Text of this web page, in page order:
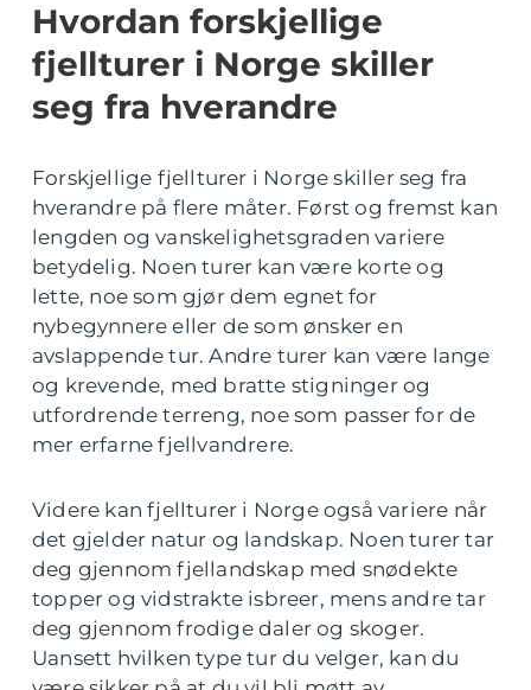
Hvordan forskjellige
fjellturer i Norge skiller
seg fra hverandre
Forskjellige fjellturer i Norge skiller seg fra
hverandre på flere måter. Først og fremst kan
lengden og vanskelighetsgraden variere
betydelig. Noen turer kan være korte og
lette, noe som gjør dem egnet for
nybegynnere eller de som ønsker en
avslappende tur. Andre turer kan være lange
og krevende, med bratte stigninger og
utfordrende terreng, noe som passer for de
mer erfarne fjellvandrere.
Videre kan fjellturer i Norge også variere når
det gjelder natur og landskap. Noen turer tar
deg gjennom fjellandskap med snødekte
topper og vidstrakte isbreer, mens andre tar
deg gjennom frodige daler og skoger.
Uansett hvilken type tur du velger, kan du